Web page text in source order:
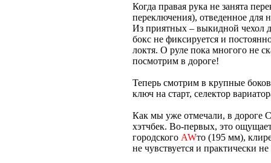
Когда правая рука не занята
переключения), отведенное для
Из приятных – выкидной чехол
бокс не фиксируется и
локтя. О руле пока многого не
посмотрим в дороге!
Теперь смотрим в крупные
ключ на старт, селектор
Как мы уже отмечали, в дороге
хэтчбек. Во-первых, это
городского AWто (195 мм),
не чувствуется и практически не